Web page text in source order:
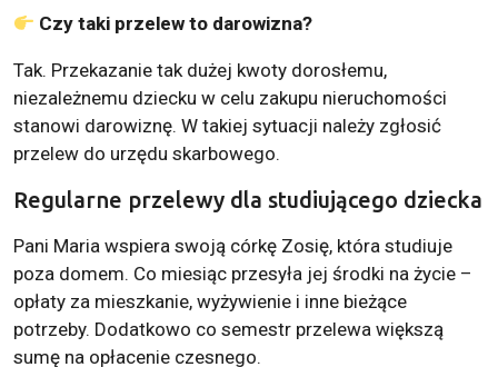
Czy taki przelew to darowizna?
Tak. Przekazanie tak dużej kwoty dorosłemu,
niezależnemu dziecku w celu zakupu nieruchomości
stanowi darowiznę. W takiej sytuacji należy zgłosić
przelew do urzędu skarbowego.
Regularne przelewy dla studiującego dziecka
Pani Maria wspiera swoją córkę Zosię, która studiuje
poza domem. Co miesiąc przesyła jej środki na życie –
opłaty za mieszkanie, wyżywienie i inne bieżące
potrzeby. Dodatkowo co semestr przelewa większą
sumę na opłacenie czesnego.